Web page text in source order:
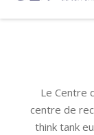
Le Centre
centre de
think tank